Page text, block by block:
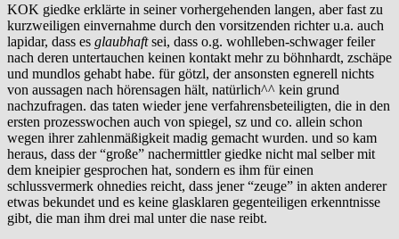
KOK giedke erklärte in seiner vorhergehenden langen, aber fast zu
kurzweiligen einvernahme durch den vorsitzenden richter u.a. auch
lapidar, dass es glaubhaftsei, dass o.g. wohlleben-schwager feiler
nach deren untertauchen keinen kontakt mehr zu böhnhardt, zschäpe
und mundlos gehabt habe. für götzl, der ansonsten egnerell nichts
von aussagen nach hörensagen hält, natürlich^^ kein grund
nachzufragen. das taten wieder jene verfahrensbeteiligten, die in den
ersten prozesswochen auch von spiegel, sz und co. allein schon
wegen ihrer zahlenmäßigkeit madig gemacht wurden. und so kam
heraus, dass der “große” nachermittler giedke nicht mal selber mit
dem kneipier gesprochen hat, sondern es ihm für einen
schlussvermerk ohnedies reicht, dass jener “zeuge” in akten anderer
etwas bekundet und es keine glasklaren gegenteiligen erkenntnisse
gibt, die man ihm drei mal unter die nase reibt.